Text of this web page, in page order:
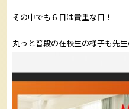
その中でも６日は貴重な日！
丸っと普段の在校生の様子も